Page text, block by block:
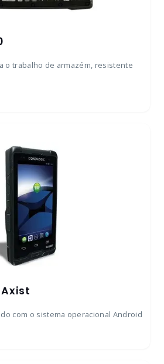
o trabalho de armazém, resistente
com o sistema operacional Android